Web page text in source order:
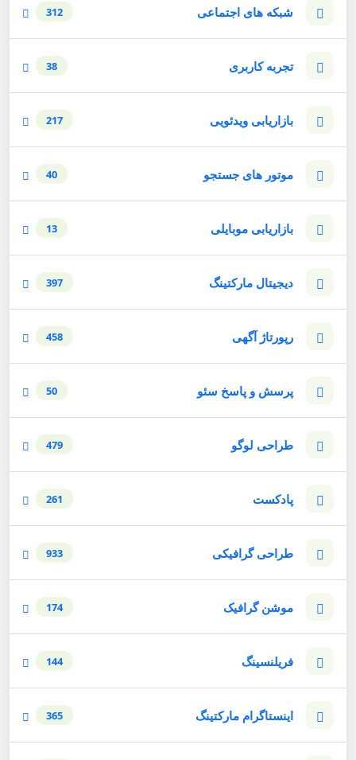
شبکه های اجتماعی 312
تجربه کاربری 38
بازاریابی ویدئویی 217
موتور های جستجو 40
بازاریابی موبایلی 13
دیجیتال مارکتینگ 397
رپورتاژ آگهی 458
پرسش و پاسخ سئو 50
طراحی لوگو 479
پادکست 261
طراحی گرافیکی 933
موشن گرافیک 174
فریلنسینگ 144
اینستاگرام مارکتینگ 365